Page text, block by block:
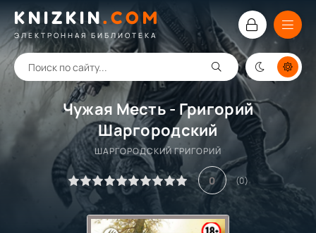
KNIZKIN.COM
ЭЛЕКТРОННАЯ БИБЛИОТЕКА
Чужая Месть - Григорий
Шаргородский
ШАРГОРОДСКИЙ ГРИГОРИЙ
0 (0)